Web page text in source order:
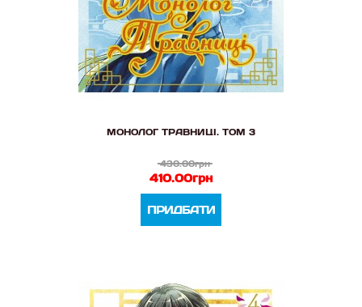
МОНОЛОГ ТРАВНИЦІ. ТОМ 3
430.00грн
410.00грн
ПРИДБАТИ